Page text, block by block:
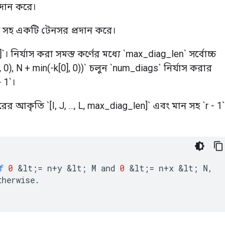
করে।
একটি টেনসর প্রদান করে।
করা সমস্ত কর্ণের মধ্যে `max_diag_len` সর্বোচ্চ
N + min(-k[0], 0))` চলুন `num_diags` নির্যাস করার
1`।
আকৃতি `[I, J, ..., L, max_diag_len]` এবং মান সহ `r - 1`
0 &lt ; = n+y &lt ; M and 0 &lt ; = n+x &lt ; N,
.